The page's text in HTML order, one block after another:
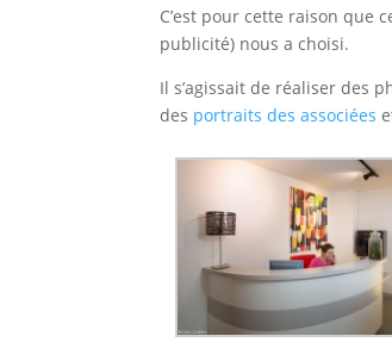
C’est pour cette raison que
publicité) nous a choisi.
Il s’agissait de réaliser des
des portraits des associées